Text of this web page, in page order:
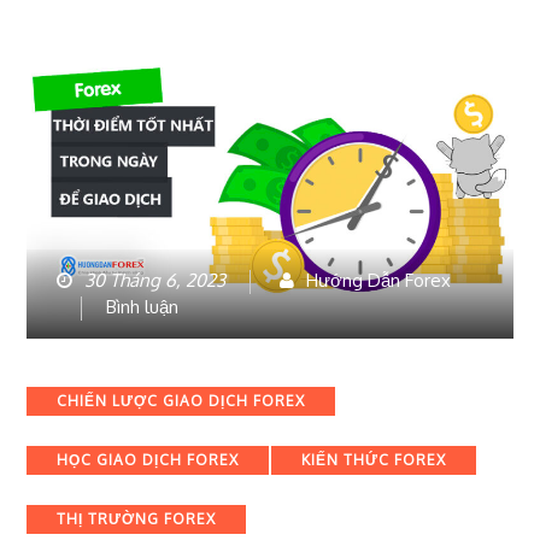
30 Tháng 6, 2023
Hướng Dẫn Forex
Bình luậnbài
viết
điểm
tốt
trong
để
Categories
CHIẾN LƯỢC GIAO DỊCH FOREX
HỌC GIAO DỊCH FOREX KIẾN THỨC FOREX
THỊ TRƯỜNG FOREX